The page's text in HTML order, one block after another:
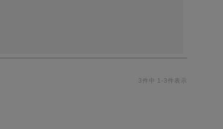
3件中 1 - 3件表示